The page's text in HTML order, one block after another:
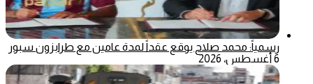
رسمياً: محمد صلاح يوقع عقداً لمدة عامين مع طرابزون سبور
6 أغسطس، 2026